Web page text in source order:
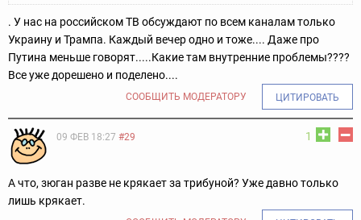
. У нас на российском ТВ обсуждают по всем каналам только
Украину и Трампа. Каждый вечер одно и тоже.... Даже про
Путина меньше говорят.....Какие там внутренние проблемы????
Все уже дорешено и поделено....
СООБЩИТЬ МОДЕРАТОРУ ЦИТИРОВАТЬ
1
09 ФЕВ 18:27 #29
А что, зюган разве не крякает за трибуной? Уже давно только
лишь крякает.